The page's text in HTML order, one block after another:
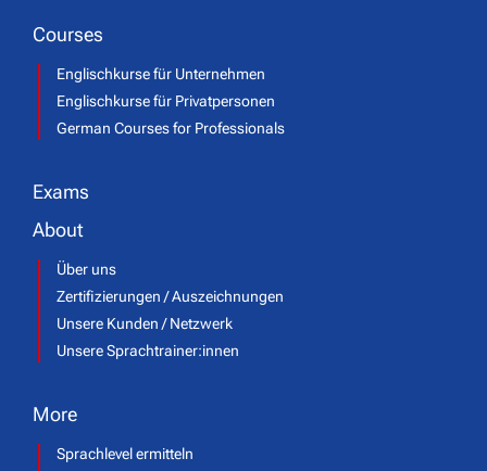
Courses
Englischkurse für Unternehmen
Englischkurse für Privatpersonen
German Courses for Professionals
Exams
About
Über uns
Zertifizierungen / Auszeichnungen
Unsere Kunden / Netzwerk
Unsere Sprachtrainer:innen
More
Sprachlevel ermitteln